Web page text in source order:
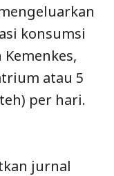
konsumsi
atau 5
per hari.
jurnal